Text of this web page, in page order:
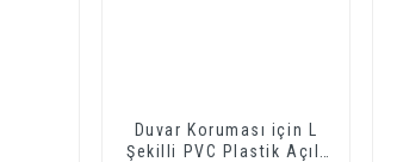
Duvar Koruması için L
Şekilli PVC Plastik Açılı